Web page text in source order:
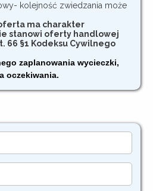
kolejność zwiedzania może
ma charakter
stanowi oferty handlowej
66 §1 Kodeksu Cywilnego
zaplanowania wycieczki,
oczekiwania.